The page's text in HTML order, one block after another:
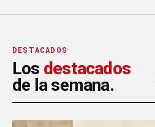
DESTACADOS
Los destacados
de la semana.